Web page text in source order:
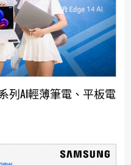
列AI輕薄筆電、平板電